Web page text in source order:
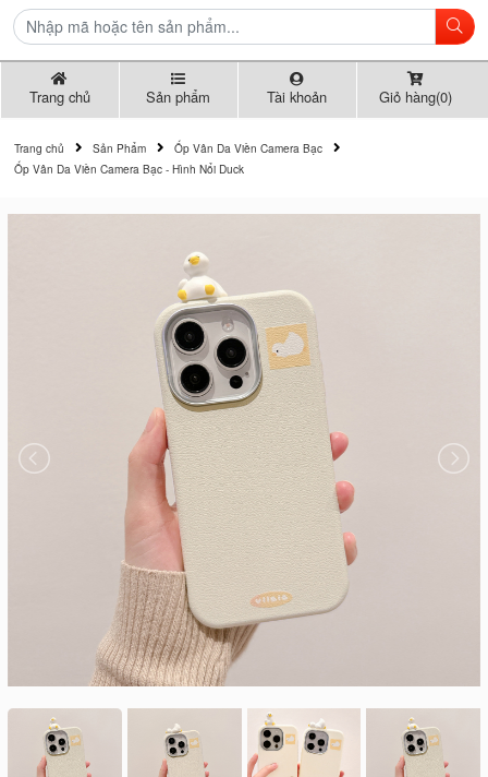
Trang chủ Sản phẩm Tài khoản Giỏ hàng(0)
Trang chủ Sản Phẩm
Ốp Vân Da Viền Camera Bạc
Ốp Vân Da Viền Camera Bạc - Hình Nổi Duck